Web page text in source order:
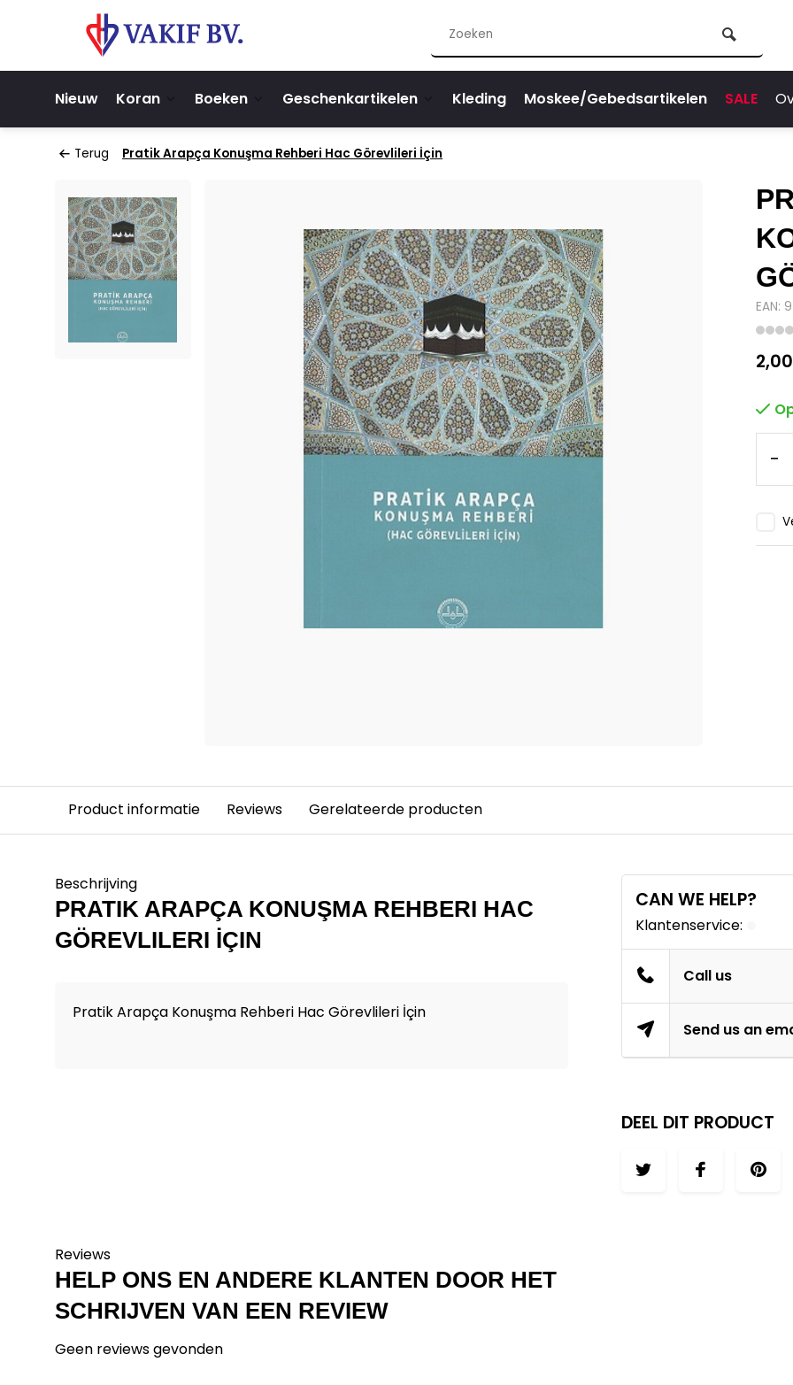
Nieuw Koran Boeken Geschenkartikelen Kleding Moskee/Gebedsartikelen SALE
Terug Pratik Arapça Konuşma Rehberi Hac Görevlileri İçin
EAN:
2,00
-
Product informatie Reviews Gerelateerde producten
Beschrijving
PRATIK ARAPÇA KONUŞMA REHBERI HAC
GÖREVLILERI İÇIN
Pratik Arapça Konuşma Rehberi Hac Görevlileri İçin
CAN WE HELP?
Klantenservice:
Call us
Send us an
DEEL DIT PRODUCT
Reviews
HELP ONS EN ANDERE KLANTEN DOOR HET
SCHRIJVEN VAN EEN REVIEW
Geen reviews gevonden